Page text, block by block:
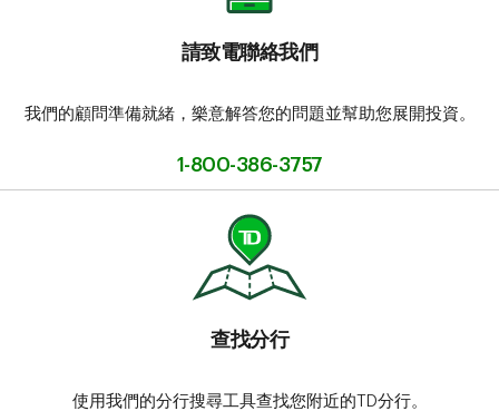
請致電聯絡我們
我們的顧問準備就緒，樂意解答您的問題並幫助您展開投資。
1-800-386-3757
查找分行​​​​​​​
使用我們的分行搜尋工具查找您附近的TD分行。